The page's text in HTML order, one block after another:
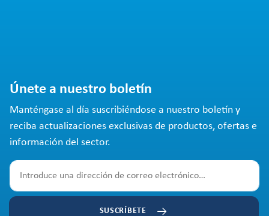
Únete a nuestro boletín
Manténgase al día suscribiéndose a nuestro boletín y
reciba actualizaciones exclusivas de productos, ofertas e
información del sector.
SUSCRÍBETE